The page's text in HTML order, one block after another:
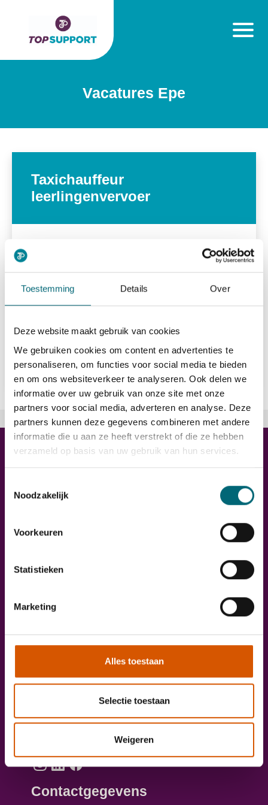
Toestemming Details Over
Deze website maakt gebruik van cookies
We gebruiken cookies om content en advertenties te
personaliseren, om functies voor social media te bieden
en om ons websiteverkeer te analyseren. Ook delen we
informatie over uw gebruik van onze site met onze
partners voor social media, adverteren en analyse. Deze
partners kunnen deze gegevens combineren met andere
informatie die u aan ze heeft verstrekt of die ze hebben
verzameld op basis van uw gebruik van hun services.
Noodzakelijk
Voorkeuren
Statistieken
Marketing
Alles toestaan
Selectie toestaan
Weigeren
Vacatures Epe
Taxichauffeur
leerlingenvervoer
directions_car
Bekijk vacature
Aanmelden opleiding personenvervoer
Direct solliciteren
Artikelen
Voor werkgevers
Volg ons online
Contactgegevens